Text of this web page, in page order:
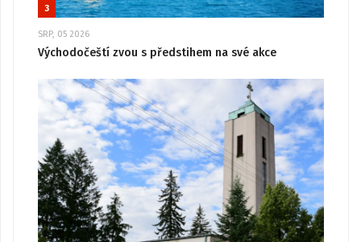
3
SRP, 05 2026
Východočeští zvou s předstihem na své akce